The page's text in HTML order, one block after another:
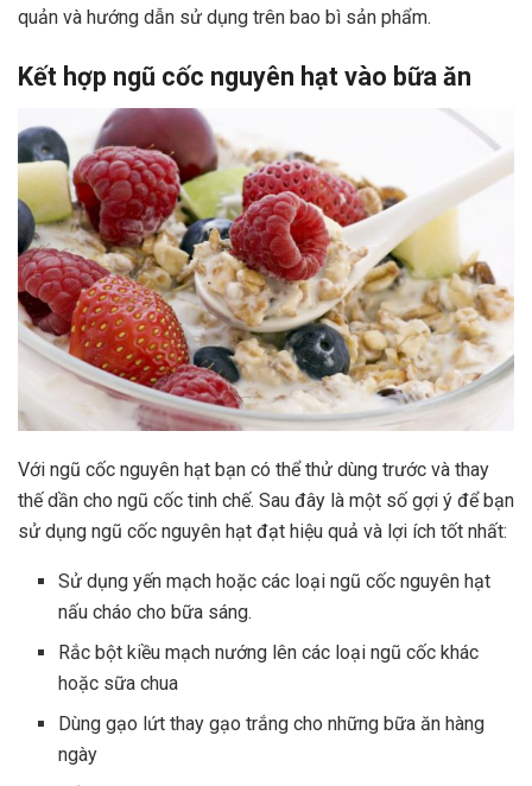
quản và hướng dẫn sử dụng trên bao bì sản phẩm.
Kết hợp ngũ cốc nguyên hạt vào bữa ăn
Với ngũ cốc nguyên hạt bạn có thể thử dùng trước và thay
thế dần cho ngũ cốc tinh chế. Sau đây là một số gợi ý để bạn
sử dụng ngũ cốc nguyên hạt đạt hiệu quả và lợi ích tốt nhất:
Sử dụng yến mạch hoặc các loại ngũ cốc nguyên hạt
nấu cháo cho bữa sáng.
Rắc bột kiều mạch nướng lên các loại ngũ cốc khác
hoặc sữa chua
Dùng gạo lứt thay gạo trắng cho những bữa ăn hàng
ngày